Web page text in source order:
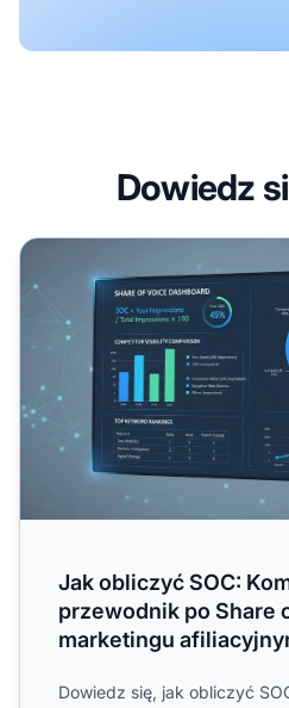
Dowiedz
Jak obliczyć SOC:
Jak obliczyć SOC:
przewodnik po Share
marketingu
Dowiedz się, jak obliczyć